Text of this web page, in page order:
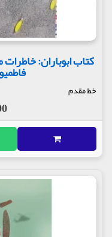
کتاب ابوباران:
خط مقدم